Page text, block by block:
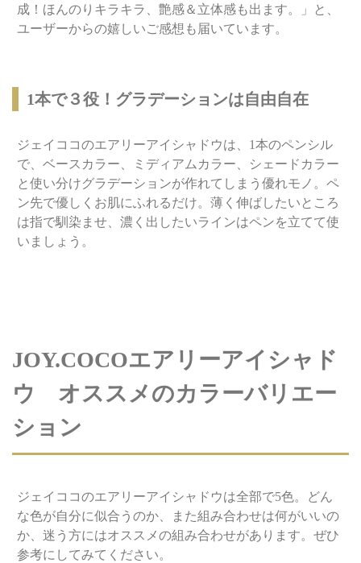
成！ほんのりキラキラ、艶感＆立体感も出ます。」と、
ユーザーからの嬉しいご感想も届いています。
1本で３役！グラデーションは自由自在
ジェイココのエアリーアイシャドウは、1本のペンシル
で、ベースカラー、ミディアムカラー、シェードカラー
と使い分けグラデーションが作れてしまう優れモノ。ペ
ン先で優しくお肌にふれるだけ。薄く伸ばしたいところ
は指で馴染ませ、濃く出したいラインはペンを立てて使
いましょう。
JOY.COCOエアリーアイシャド
ウ オススメのカラーバリエー
ション
ジェイココのエアリーアイシャドウは全部で5色。どん
な色が自分に似合うのか、また組み合わせは何がいいの
か、迷う方にはオススメの組み合わせがあります。ぜひ
参考にしてみてください。